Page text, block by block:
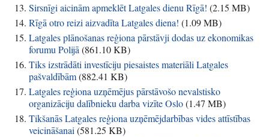
Sirsnīgi aicinām apmeklēt Latgales dienu Rīgā! (2.15 MB)
Rīgā otro reizi aizvadīta Latgales diena! (1.09 MB)
Latgales plānošanas reģiona pārstāvji dodas uz ekonomikas
forumu Polijā (861.10 KB)
Tiks izstrādāti investīciju piesaistes materiāli Latgales
pašvaldībām(882.41 KB)
Latgales reģiona uzņēmējus pārstāvošo nevalstisko
organizāciju dalībnieku darba vizīte Oslo(1.47 MB)
Tikšanās Latgales reģiona uzņēmējdarbības vides attīstības
veicināšanai (581.25 KB)